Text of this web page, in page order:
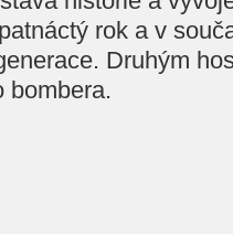
rok a v
Druhým
bombera.